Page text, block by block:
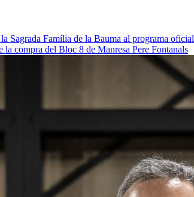
Sagrada Família de la Bauma al programa oficial
la compra del Bloc 8 de Manresa Pere Fontanals